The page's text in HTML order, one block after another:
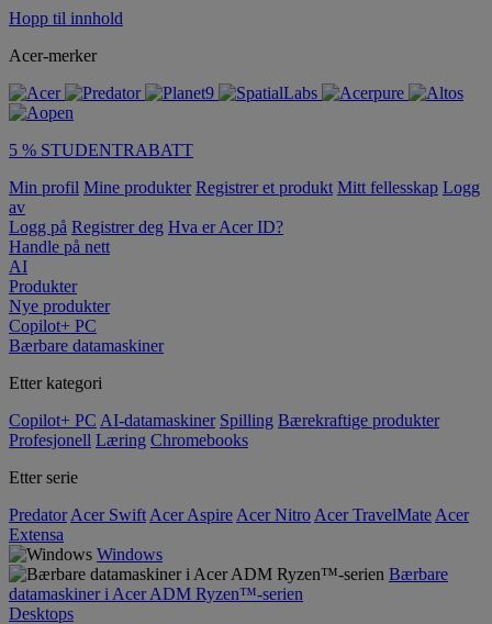
Hopp til innhold
Acer-merker
5 % STUDENTRABATT
Min profil Mine produkter Registrer et produkt Mitt fellesskap Logg
av
Logg på Registrer deg Hva er Acer ID?
Handle på nett
AI
Produkter
Nye produkter
Copilot+ PC
Bærbare datamaskiner
Etter kategori
Copilot+ PC AI-datamaskiner Spilling Bærekraftige produkter
Profesjonell Læring Chromebooks
Etter serie
Predator Acer Swift Acer Aspire Acer Nitro Acer TravelMate Acer
Extensa
Windows
Bærbare
datamaskiner i Acer ADM Ryzen™-serien
Desktops